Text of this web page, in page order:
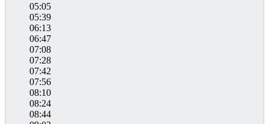
05:05
05:39
06:13
06:47
07:08
07:28
07:42
07:56
08:10
08:24
08:44